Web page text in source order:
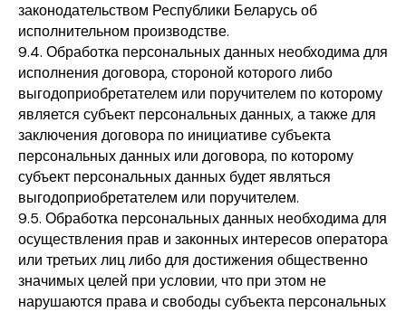
законодательством Республики Беларусь об
исполнительном производстве.
9.4. Обработка персональных данных необходима для
исполнения договора, стороной которого либо
выгодоприобретателем или поручителем по которому
является субъект персональных данных, а также для
заключения договора по инициативе субъекта
персональных данных или договора, по которому
субъект персональных данных будет являться
выгодоприобретателем или поручителем.
9.5. Обработка персональных данных необходима для
осуществления прав и законных интересов оператора
или третьих лиц либо для достижения общественно
значимых целей при условии, что при этом не
нарушаются права и свободы субъекта персональных